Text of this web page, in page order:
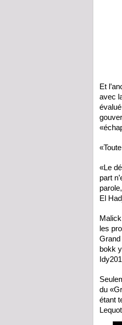
Et
avec
«Le
part
El
les
Grand
bokk
du
étant